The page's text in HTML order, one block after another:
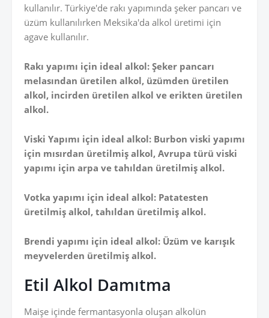
kullanılır. Türkiye'de rakı yapımında şeker pancarı ve
üzüm kullanılırken Meksika'da alkol üretimi için
agave kullanılır.
Rakı yapımı için ideal alkol: Şeker pancarı
melasından üretilen alkol, üzümden üretilen
alkol, incirden üretilen alkol ve erikten üretilen
alkol.
Viski Yapımı için ideal alkol: Burbon viski yapımı
için mısırdan üretilmiş alkol, Avrupa türü viski
yapımı için arpa ve tahıldan üretilmiş alkol.
Votka yapımı için ideal alkol: Patatesten
üretilmiş alkol, tahıldan üretilmiş alkol.
Brendi yapımı için ideal alkol: Üzüm ve karışık
meyvelerden üretilmiş alkol.
Etil Alkol Damıtma
Maişe içinde fermantasyonla oluşan alkolün